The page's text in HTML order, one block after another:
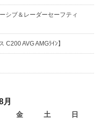
シブ＆レーダーセーフティ
AVG AMGﾗｲﾝ】
月
金 土 日